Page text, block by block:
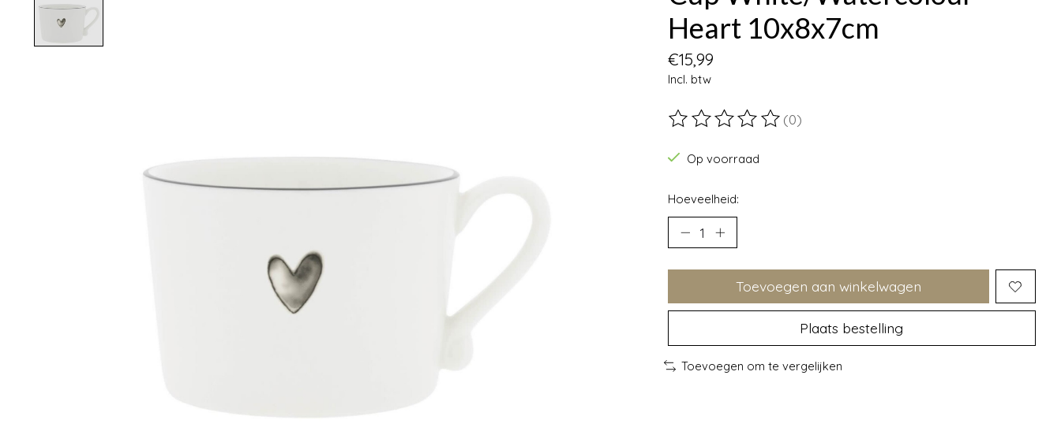
Heart 10x8x7cm
€15,99
Incl. btw
De beoordeling van dit product is
(0)
Op voorraad
Hoeveelheid:
Toevoegen aan winkelwagen
Plaats bestelling
Toevoegen om te vergelijken